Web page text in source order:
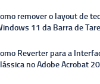
remover o layout de
11 da Barra de
Reverter para a
no Adobe Acrobat